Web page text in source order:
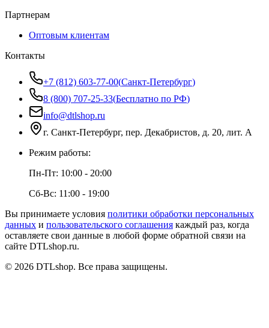
Партнерам
Оптовым клиентам
Контакты
+7 (812) 603-77-00(Санкт-Петербург)
8 (800) 707-25-33(Бесплатно по РФ)
info@dtlshop.ru
г. Санкт-Петербург, пер. Декабристов, д. 20, лит. А
Режим работы:
Пн-Пт: 10:00 - 20:00
Сб-Вс: 11:00 - 19:00
Вы принимаете условия политики обработки персональных
данных и пользовательского соглашения каждый раз, когда
оставляете свои данные в любой форме обратной связи на
сайте DTLshop.ru.
© 2026 DTLshop. Все права защищены.